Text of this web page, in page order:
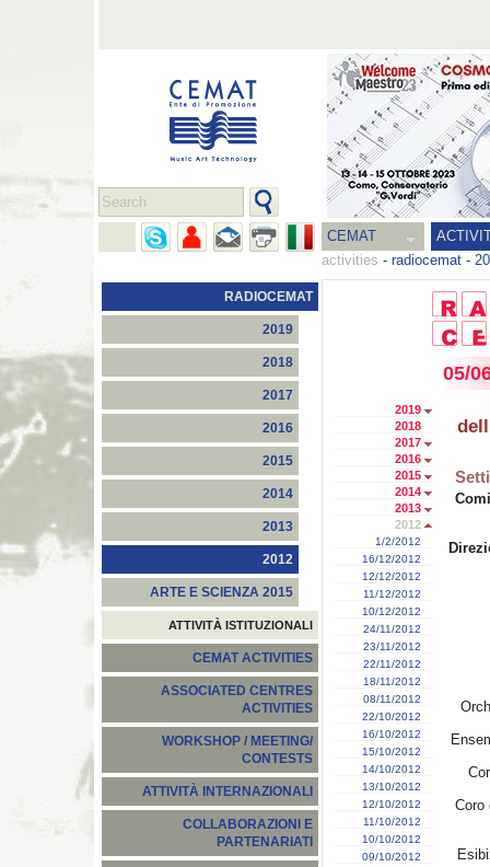
CEMAT
activities - radiocemat -
RADIOCEMAT
2019
2018
2017
2016
2015
2014
2013
2012
ARTE E SCIENZA 2015
ATTIVITÀ ISTITUZIONALI
CEMAT ACTIVITIES
ASSOCIATED CENTRES
ACTIVITIES
WORKSHOP / MEETING/
CONTESTS
ATTIVITÀ INTERNAZIONALI
COLLABORAZIONI E
PARTENARIATI
2019
2018
2017
2016
2015
2014
2013
2012
1/2/2012
16/12/2012
12/12/2012
11/12/2012
10/12/2012
24/11/2012
23/11/2012
22/11/2012
18/11/2012
08/11/2012
22/10/2012
16/10/2012
15/10/2012
14/10/2012
13/10/2012
12/10/2012
11/10/2012
10/10/2012
09/10/2012
05/
Coro